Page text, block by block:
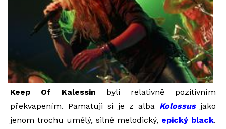
Keep Of Kalessin byli relativně pozitivním
překvapením. Pamatuji si je z alba Kolossusjako
jenom trochu umělý, silně melodický, epický black.